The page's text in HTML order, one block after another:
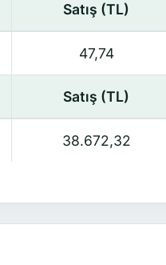
Satış (TL)
47,74
Satış (TL)
38.672,32